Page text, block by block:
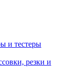
и тестеры
резки и